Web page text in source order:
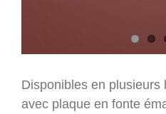
Disponibles en
avec plaque en fonte